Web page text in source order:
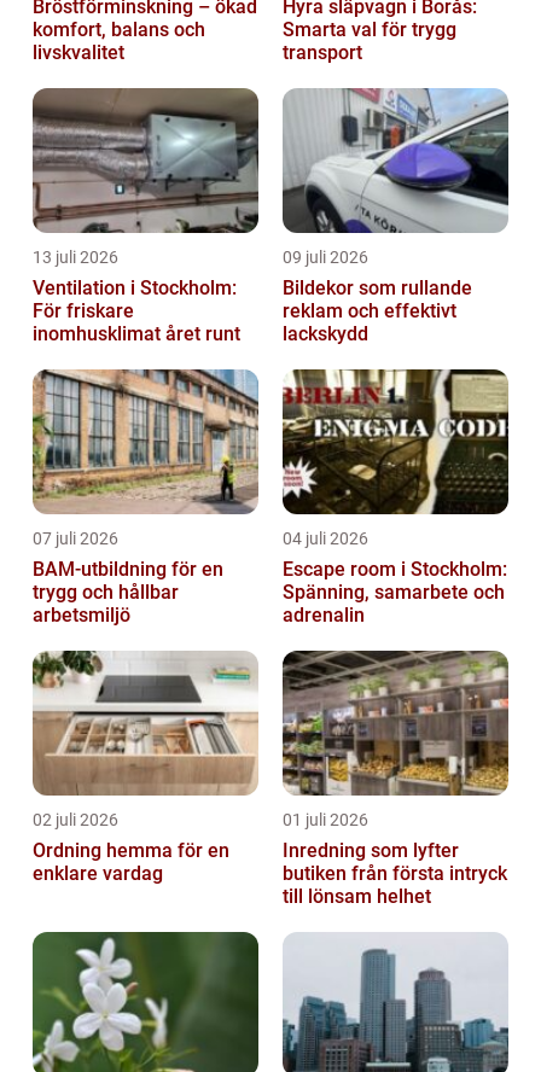
Bröstförminskning – ökad
komfort, balans och
livskvalitet
Hyra släpvagn i Borås:
Smarta val för trygg
transport
13 juli 2026
Ventilation i Stockholm:
För friskare
inomhusklimat året runt
09 juli 2026
Bildekor som rullande
reklam och effektivt
lackskydd
07 juli 2026
BAM-utbildning för en
trygg och hållbar
arbetsmiljö
04 juli 2026
Escape room i Stockholm:
Spänning, samarbete och
adrenalin
02 juli 2026
Ordning hemma för en
enklare vardag
01 juli 2026
Inredning som lyfter
butiken från första intryck
till lönsam helhet